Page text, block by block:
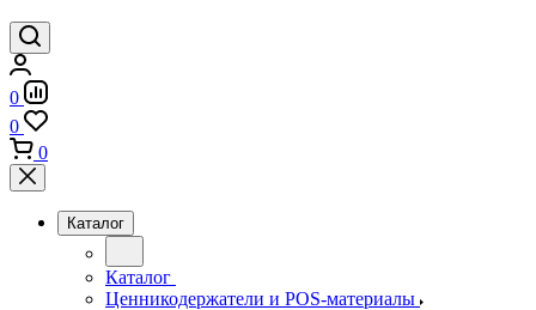
0
0
0
Каталог
Каталог
Ценникодержатели и POS-материалы